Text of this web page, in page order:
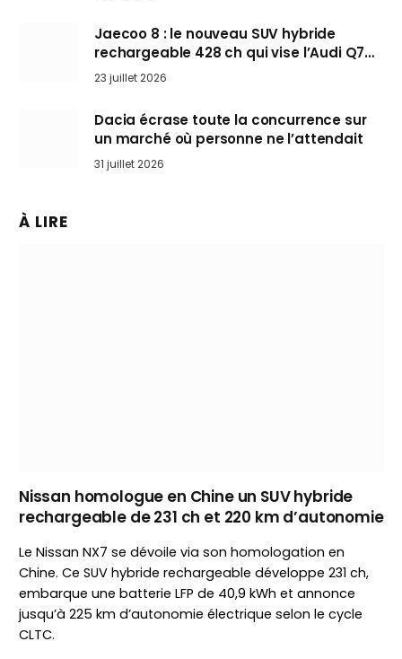
Jaecoo 8 : le nouveau SUV hybride
rechargeable 428 ch qui vise l’Audi Q7
arrive en Europe cet automne
23 juillet 2026
Dacia écrase toute la concurrence sur
un marché où personne ne l’attendait
31 juillet 2026
À LIRE
Nissan homologue en Chine un SUV hybride
rechargeable de 231 ch et 220 km d’autonomie
Le Nissan NX7 se dévoile via son homologation en
Chine. Ce SUV hybride rechargeable développe 231 ch,
embarque une batterie LFP de 40,9 kWh et annonce
jusqu’à 225 km d’autonomie électrique selon le cycle
CLTC.